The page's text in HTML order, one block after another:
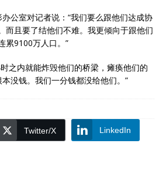
公室对记者说：“我们要么跟他们达成协
而且要了结他们不难。我更倾向于跟他们
累9100万人口。”
之内就能炸毁他们的桥梁，瘫痪他们的
没钱。我们一分钱都没给他们。”
Twitter/X LinkedIn